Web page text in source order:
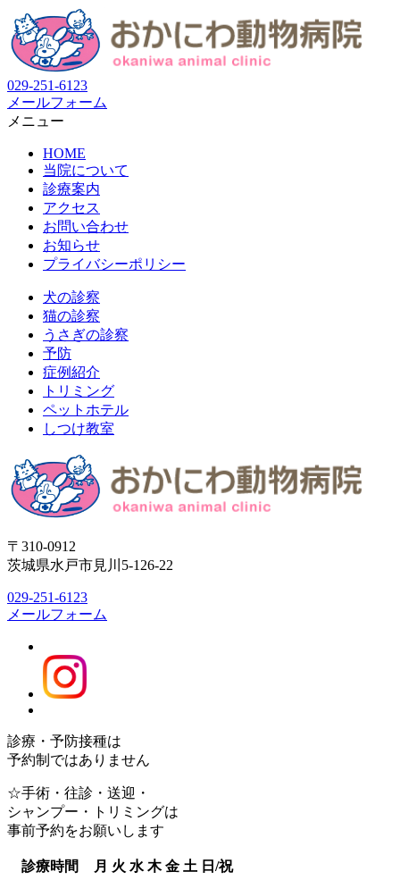
029-251-6123
メールフォーム
メニュー
HOME
当院について
診療案内
アクセス
お問い合わせ
お知らせ
プライバシーポリシー
犬の診察
猫の診察
うさぎの診察
予防
症例紹介
トリミング
ペットホテル
しつけ教室
〒310-0912
茨城県水戸市見川5-126-22
029-251-6123
メールフォーム
診療・予防接種は
予約制ではありません
☆手術・往診・送迎・
シャンプー・トリミングは
事前予約をお願いします
診療時間 月 火 水 木 金 土 日/祝